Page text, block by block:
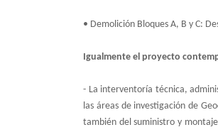
• Demolición Bloques A, B y C:
Igualmente el proyecto
- La interventoría técnica,
las áreas de investigación de
también del suministro y